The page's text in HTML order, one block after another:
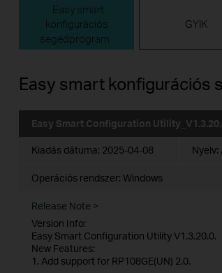
Easy smart
konfigurációs
segédprogram
GYIK
Easy smart konfigurációs
Easy Smart Configuration
Kiadás dátuma: 2025-04-08 Nyelv:
Operációs rendszer: Windows
Release Note >
Version Info:
Easy Smart Configuration Utility V1.3.20.0.
New Features:
1. Add support for RP108GE(UN) 2.0.